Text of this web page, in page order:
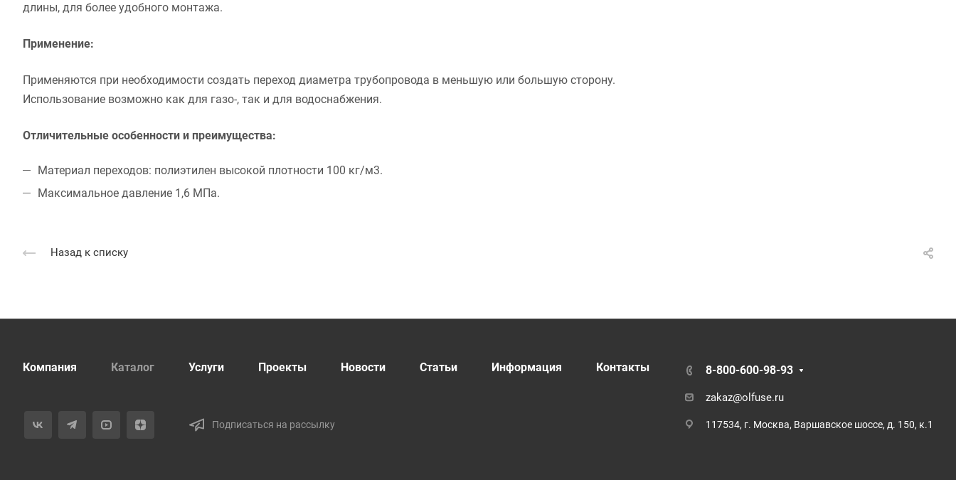
длины, для более удобного монтажа.
Применение:
Применяются при необходимости создать переход диаметра трубопровода в меньшую или большую сторону.
Использование возможно как для газо-, так и для водоснабжения.
Отличительные особенности и преимущества:
Материал переходов: полиэтилен высокой плотности 100 кг/м3.
Максимальное давление 1,6 МПа.
Назад к списку
Компания Каталог Услуги Проекты Новости Статьи Информация Контакты
Подписаться на рассылку
8-800-600-98-93
zakaz@olfuse.ru
117534, г. Москва, Варшавское шоссе, д. 150, к.1